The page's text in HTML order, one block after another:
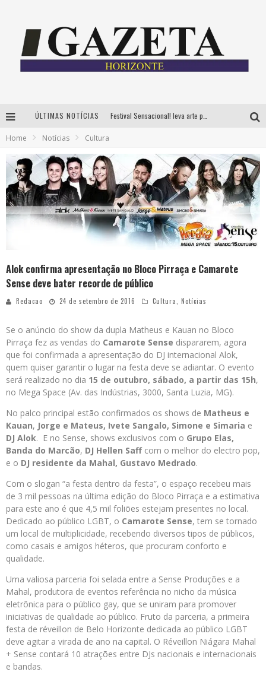
ÚLTIMAS NOTÍCIAS
PAIS: BOAS HISTÓRIAS E UM BRINDE PARA CELEBRAR OS MOMENTOS QUE FICAM
Home Notícias Cultura
Alok confirma apresentação no Bloco Pirraça e Camarote
Sense deve bater recorde de público
Redacao 24 de setembro de 2016 Cultura, Notícias
Se o anúncio do show da dupla Matheus e Kauan no Bloco
Pirraça fez as vendas do Camarote Sense dispararem, agora
que foi confirmada a apresentação do DJ internacional Alok,
quem quiser garantir o lugar na festa deve se adiantar. O evento
será realizado no dia 15 de outubro, sábado, a partir das 15h,
no Mega Space (Av. das Indústrias, 3000, Santa Luzia, MG).
No palco principal estão confirmados os shows de Matheus e
Kauan, Jorge e Mateus, Ivete Sangalo, Simone e Simaria e
DJ Alok. E no Sense, shows exclusivos com o Grupo Elas,
Banda do Marcão, DJ Hellen Saff com o melhor do electro pop,
e o DJ residente da Mahal, Gustavo Medrado.
Com o slogan “a festa dentro da festa”, o espaço recebeu mais
de 3 mil pessoas na última edição do Bloco Pirraça e a estimativa
para este ano é que 4,5 mil foliões estejam presentes no local.
Dedicado ao público LGBT, o Camarote Sense, tem se tornado
um local de multiplicidade, recebendo diversos tipos de públicos,
como casais e amigos héteros, que procuram conforto e
qualidade.
Uma valiosa parceria foi selada entre a Sense Produções e a
Mahal, produtora de eventos referência no nicho da música
eletrônica para o público gay, que se uniram para promover
iniciativas de qualidade ao público. Fruto da parceria, a primeira
festa de réveillon de Belo Horizonte dedicada ao público LGBT
deve agitar a virada de ano na capital. O Réveillon Niágara Mahal
+ Sense contará 10 atrações entre DJs nacionais e internacionais
e bandas.